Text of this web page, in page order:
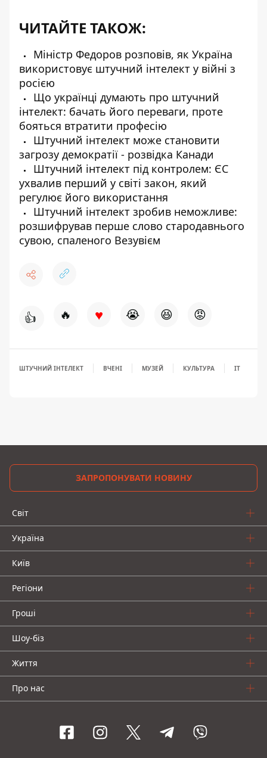
ЧИТАЙТЕ ТАКОЖ:
Міністр Федоров розповів, як Україна
використовує штучний інтелект у війні з
росією
Що українці думають про штучний
інтелект: бачать його переваги, проте
бояться втратити професію
Штучний інтелект може становити
загрозу демократії - розвідка Канади
Штучний інтелект під контролем: ЄС
ухвалив перший у світі закон, який
регулює його використання
Штучний інтелект зробив неможливе:
розшифрував перше слово стародавнього
сувою, спаленого Везувієм
👍 🔥 ♥ 😭 😆 😡
ШТУЧНИЙ ІНТЕЛЕКТ ВЧЕНІ МУЗЕЙ КУЛЬТУРА IT
ЗАПРОПОНУВАТИ НОВИНУ
Світ
Україна
Київ
Регіони
Гроші
Шоу-біз
Життя
Про нас